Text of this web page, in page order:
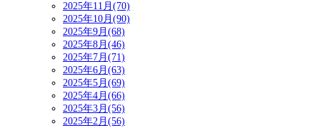
2025年11月(70)
2025年10月(90)
2025年9月(68)
2025年8月(46)
2025年7月(71)
2025年6月(63)
2025年5月(69)
2025年4月(66)
2025年3月(56)
2025年2月(56)